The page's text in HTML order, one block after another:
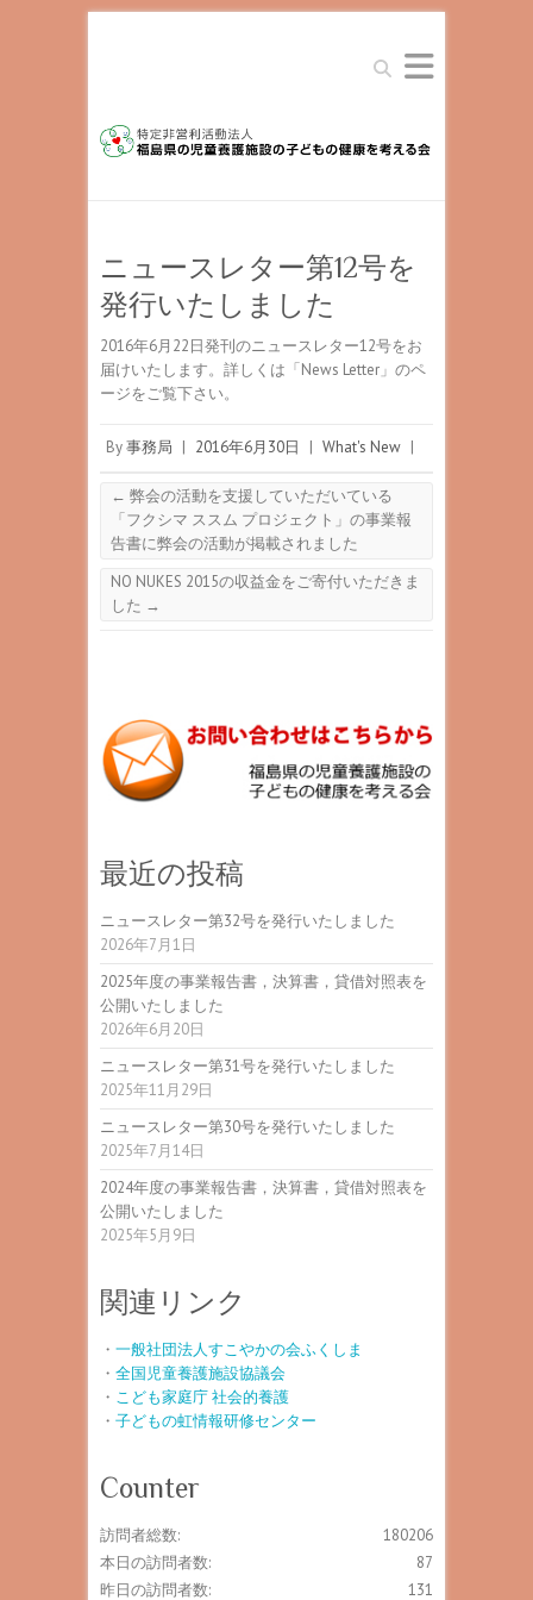
Search
ニュースレター第12号を
発行いたしました
2016年6月22日発刊のニュースレター12号をお
届けいたします。詳しくは「News Letter」のペ
ージをご覧下さい。
By事務局 | 2016年6月30日 | What's New |
← 弊会の活動を支援していただいている
「フクシマ ススム プロジェクト」の事業報
告書に弊会の活動が掲載されました
NO NUKES 2015の収益金をご寄付いただきま
した →
最近の投稿
ニュースレター第32号を発行いたしました
2026年7月1日
2025年度の事業報告書，決算書，貸借対照表を
公開いたしました
2026年6月20日
ニュースレター第31号を発行いたしました
2025年11月29日
ニュースレター第30号を発行いたしました
2025年7月14日
2024年度の事業報告書，決算書，貸借対照表を
公開いたしました
2025年5月9日
関連リンク
・ 一般社団法人すこやかの会ふくしま
・ 全国児童養護施設協議会
・ こども家庭庁 社会的養護
・ 子どもの虹情報研修センター
Counter
180206
訪問者総数:
87
本日の訪問者数:
131
昨日の訪問者数: